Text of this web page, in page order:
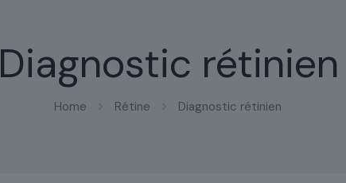
Diagnostic rétinien
Home Rétine Diagnostic rétinien